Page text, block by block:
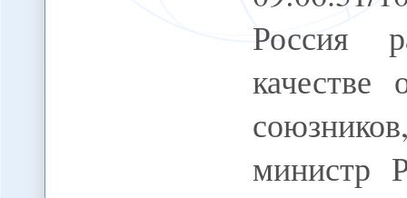
Россия
качестве
министр